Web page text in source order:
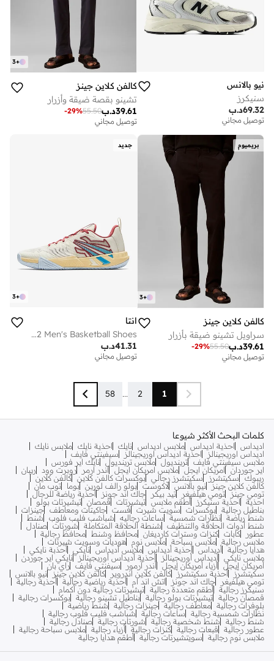
نيو بالانس
سنيكرز
د.ب69.32
توصيل مجاني
+
3
كالفن كلاين جينز
تشينو بقصة ضيقة وأزرار
د.ب39.61
55.50
-29%
توصيل مجاني
بريميوم
+
3
كالفن كلاين جينز
سراويل تشينو ضيقة بأزرار
د.ب39.61
55.50
-29%
توصيل مجاني
جديد
+
3
انتا
KAI Team 2 Men's Basketball Shoes
د.ب41.31
توصيل مجاني
1
2
...
58
كلمات البحث الأكثر شيوعا
اديداس احذية اديداس ملابس اديداس نايك احذية نايك ملابس نايك
اديداس اوريجينالز
احذية اديداس اوريجينالز
سيفينتي فايف
ملابس سيفينتي فايف ترينديول ملابس ترينديول نايك اير فورس
اير جوردان
امريكان ايجل ملابس امريكان ايجل اندر ارمر روبرت وود
ريبان
ريبوك
سكيتشرز سكيتشرز رجالي بوكسرات كالفن كلاين كالفن كلاين
كالفن كلاين جينز نيو بالانس لاكوست بولو رالف لورين بوما
توب مان
تومي جينز تومي هيلفيغر تيد بيكر جاك اند جونز
أحذية رياضة للرجال
احذية
احذية سنيكرز أطقم ملابس تيشيرتات قمصان تيشيرتات بولو
بناطيل رجالية بوكسرات سويت شيرت فست جاكيتات ومعاطف جينزات
شنط رياضة نظارات شمسية ساعات رجاليه شباشب فليب فلوب
شنط
شنط أدوات الحلاقة والتنظيف
شنطة الحلاقة المتكاملة شورتات صنادل
عطور
كابات كنزات وسترات كارديغان محافظ وشنط
محافظ رجالية
ملابس رجالية ملابس سباحة ملابس نوم
هوديات وسويت شيرتات
هدايا رجالية أديداس أحذية أديداس ملابس أديداس نايكي أحذبة نايكي
ملابس نايكي أديداس أوريجينالز أحذية أديداس أوريجينالز
نايكي اير جوردن
أمريكان إيجل أزياء أمريكان إيجل أندر آرمور سيفنتي فايف راي بان
سكيتشرز
أحذية سكيتشرز كالفن كلاين اندروير كالفن كلاين جينز
نيو بالانس
تومي هيلفيغر
جاك اند جونز اتش اند ام أحذية رياضية رجالية أحذية رجالية
سنيكرز رجالية أطقم متعددة رجالية تيشيرتات رجالية دون أكمام
قمصان رجالية تيشيرتات بولو رجالية بناطيل تشينو رجالية بوكسرات رجالية
بلوفرات رجالية معاطف رجالية جينزات رجالية
شنط رياضية
نظارات شمسية رجالية
ساعات رجالية
شباشب فليب فلوب رجالية
شنط رجالية
شنط شخصية رجالية شورتات رجالية صنادل رجالية
عطور رجالية
قبعات رجالية كنزات رجالية أزياء رجالية ملابس سباحة رجالية
ملابس نوم رجالية
سويتشيرتات رجالية أطقم هدايا رجالية